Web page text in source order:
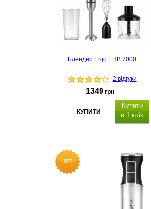
Блендер Ergo EHB 7000
2 відгуки
1349 грн
КУПИТИ
Купити
в 1 клік